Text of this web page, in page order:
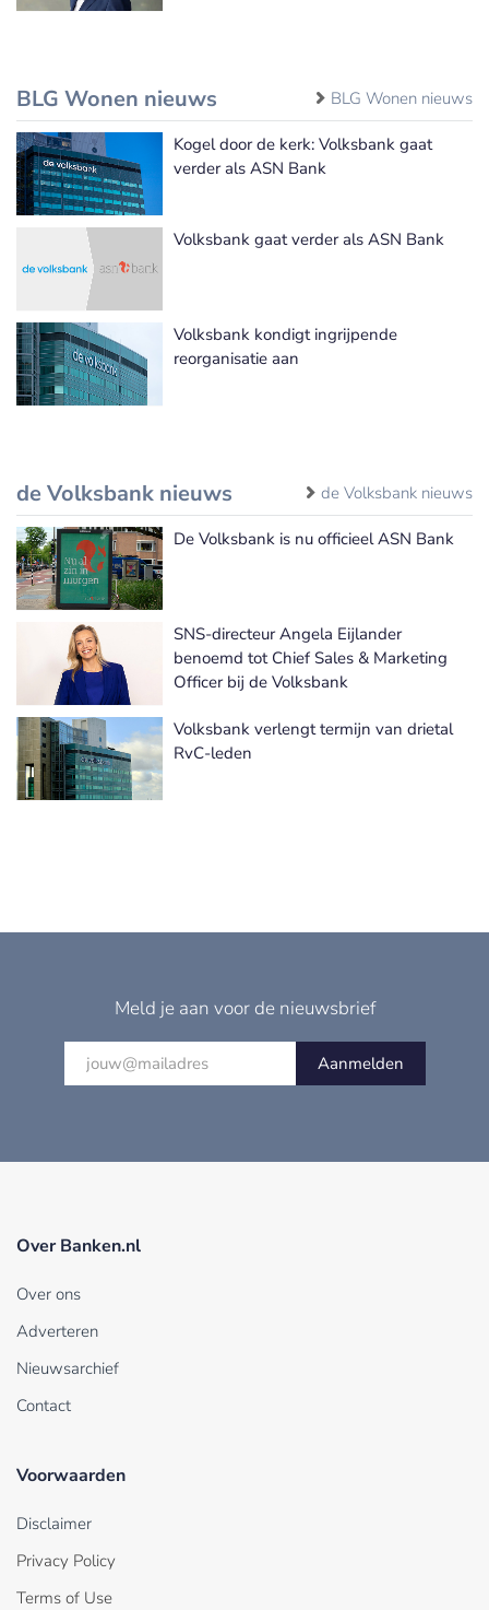
BLG Wonen nieuws BLG Wonen nieuws
Kogel door de kerk: Volksbank gaat
verder als ASN Bank
Volksbank gaat verder als ASN Bank
Volksbank kondigt ingrijpende
reorganisatie aan
de Volksbank nieuws de Volksbank nieuws
De Volksbank is nu officieel ASN Bank
SNS-directeur Angela Eijlander
benoemd tot Chief Sales & Marketing
Officer bij de Volksbank
Volksbank verlengt termijn van drietal
RvC-leden
Meld je aan voor de nieuwsbrief
Aanmelden
Over Banken.nl
Over ons
Adverteren
Nieuwsarchief
Contact
Voorwaarden
Disclaimer
Privacy Policy
Terms of Use